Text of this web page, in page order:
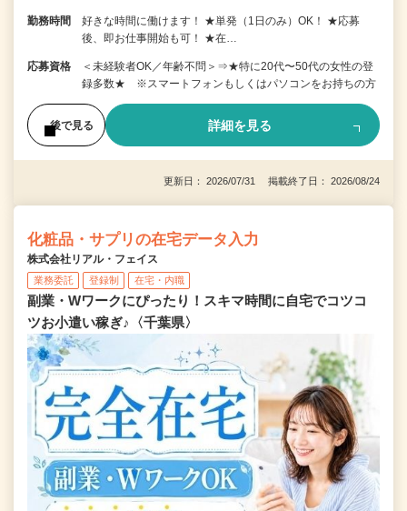
勤務時間
好きな時間に働けます！ ★単発（1日のみ）OK！ ★応募
後、即お仕事開始も可！ ★在…
応募資格
＜未経験者OK／年齢不問＞⇒★特に20代〜50代の女性の登
録多数★ ※スマートフォンもしくはパソコンをお持ちの方
後で見る 詳細を見る
更新日： 2026/07/31 掲載終了日： 2026/08/24
化粧品・サプリの在宅データ入力
株式会社リアル・フェイス
業務委託 登録制 在宅・内職
副業・Wワークにぴったり！スキマ時間に自宅でコツコ
ツお小遣い稼ぎ♪〈千葉県〉